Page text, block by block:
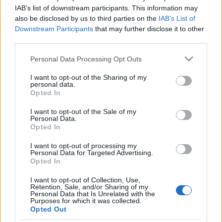
IAB’s list of downstream participants. This information may
also be disclosed by us to third parties on the IAB’s List of
Downstream Participants that may further disclose it to other
Please note that this website/app uses one or more Google
not limited to your visit or usage behaviour. You may click to
grant or deny consent to Google and its third-party tags to
use your data for below specified purposes in below Google
consent section.
Personal Data Processing Opt Outs
I want to opt-out of the Sharing of my
personal data.
Opted In
I want to opt-out of the Sale of my
Personal Data.
Opted In
I want to opt-out of processing my
Personal Data for Targeted Advertising.
Opted In
I want to opt-out of Collection, Use,
Retention, Sale, and/or Sharing of my
Personal Data that Is Unrelated with the
Purposes for which it was collected.
Opted Out
Με όλη αυτή την αρνητική επικαιρότητα, τις ειδήσεις και
τα άσχημα που συμβαίνουν γύρω μας, πώς τα βγάζεις
Τα πράγματα δεν πάνε καλά σε πολλαπλά επίπεδα, από τα
εγχώρια και την κατάσταση στη χώρα μας, μέχρι τις διεθνείς
εξελίξεις και τους πολέμους. Υπάρχει μια διάχυτη
απαισιοδοξία στον αέρα που είναι δύσκολο να μη σε
επηρεάσει. Δεν έχουμε πολλά καλά νέα τελευταία. Αυτό που
κάνω είναι ό,τι κάνουν όλοι: μία μέρα τη φορά. Προσπαθώ,